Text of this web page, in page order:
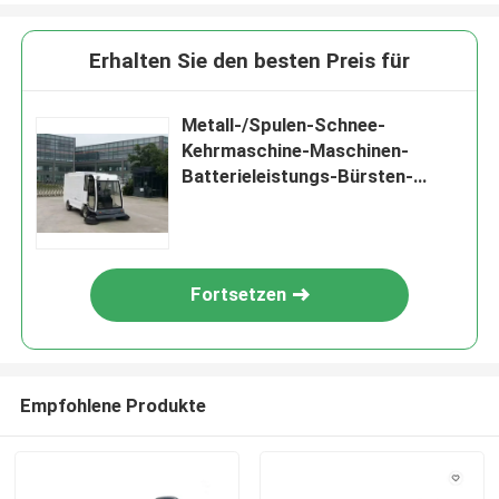
Erhalten Sie den besten Preis für
Metall-/Spulen-Schnee-
Kehrmaschine-Maschinen-
Batterieleistungs-Bürsten-
Fortsetzen
Empfohlene Produkte